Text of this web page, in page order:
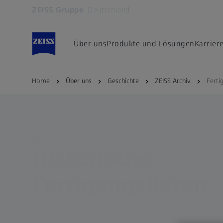
Über unsProdukte und LösungenKarriere
Home Über uns Geschichte ZEISS Archiv